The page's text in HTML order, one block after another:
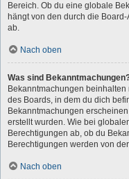
Bereich. Ob du eine globale
hängt von den durch die
ab.
Nach oben
Was sind
Bekanntmachungen
des Boards, in dem du dich
Bekanntmachungen
erstellt wurden. Wie bei
Berechtigungen ab, ob du
Berechtigungen werden von
Nach oben